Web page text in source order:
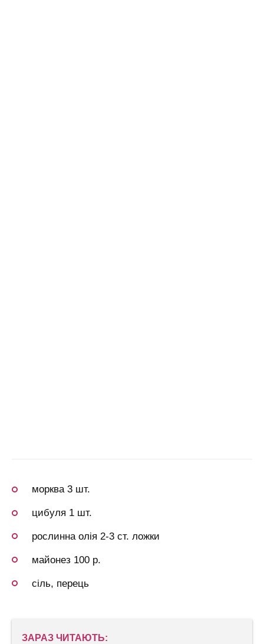
морква 3 шт.
цибуля 1 шт.
рослинна олія 2-3 ст. ложки
майонез 100 р.
сіль, перець
ЗАРАЗ ЧИТАЮТЬ: